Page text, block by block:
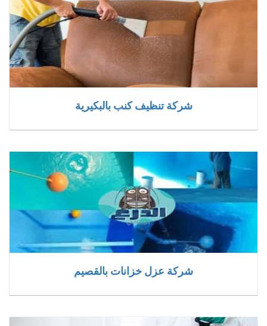
شركة تنظيف كنب بالبكيرية
شركة عزل خزانات بالقصيم